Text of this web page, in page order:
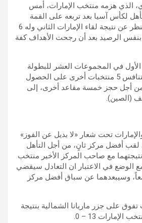
الذي هزمه منتخب الإمارات، أمس
بنتيجة 3 – 0، التأهل لكأس آسيا بعد تربعه على القمة
برصيد 9 نقاط، بغض النظر عن نتيجة لقاء الإمارات الثاني وله 6
بنفس الرصيد بعد أن رجحت الأهداف كفة
في المجموعات العشر للبطولة
القارية مباشرة، فيما تتنافس 5 منتخبات أخرى على الحصول
أجل حجز خمسة مقاعد أخرى، إلى
(الصين).
تحت شعار «لا بديل عن الفوز»
أفضل مركز ثانٍ، من أجل التأهل
مع صاحب المركز الأخير منتخب
مع الوضع في الاعتبار ان التعادل سيقضي
وسيبعدهما عن سباق أفضل مركز
على جزر ماريانا الشمالية بنتيجة